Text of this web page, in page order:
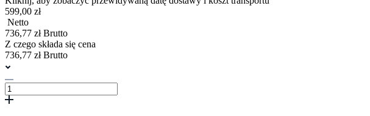
599,00 zł
Netto
736,77 zł Brutto
Z czego składa się cena
736,77 zł Brutto